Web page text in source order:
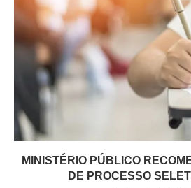
MINISTÉRIO PÚBLICO
DE PROCESSO